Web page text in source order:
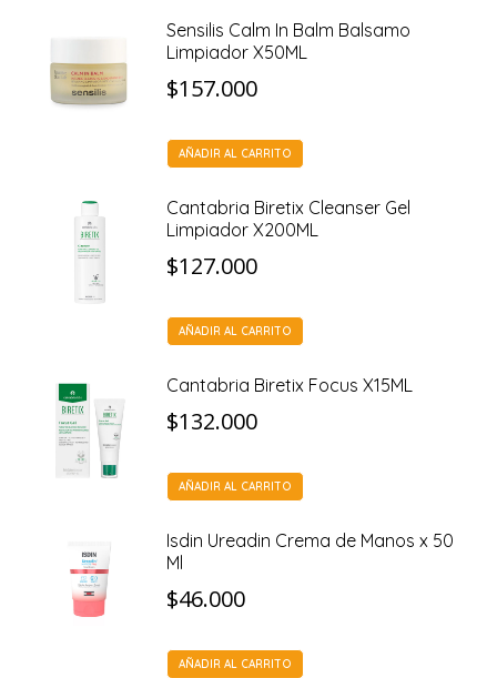
Sensilis Calm In Balm Balsamo
Limpiador X50ML
$157.000
AÑADIR AL CARRITO
Cantabria Biretix Cleanser Gel
Limpiador X200ML
$127.000
AÑADIR AL CARRITO
Cantabria Biretix Focus X15ML
$132.000
AÑADIR AL CARRITO
Isdin Ureadin Crema de Manos x 50
Ml
$46.000
AÑADIR AL CARRITO